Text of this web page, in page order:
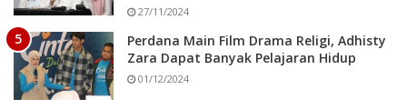
27/11/2024
Perdana Main Film Drama Religi, Adhisty
Zara Dapat Banyak Pelajaran Hidup
01/12/2024